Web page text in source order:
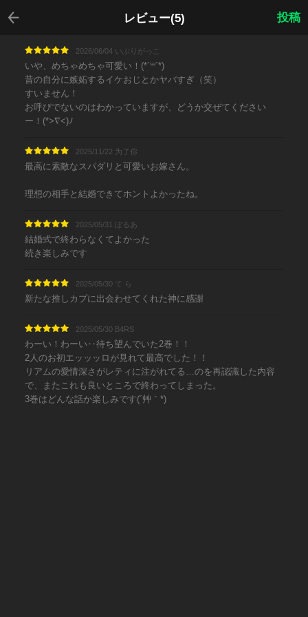
レビュー(5)
戻る
投稿
2026/06/04 いぶりがっこ
いや、めちゃめちゃ可愛い！(*´꒳`*)
昔の自分に嫉妬するイケおじとかヤバすぎ（笑）
すいません！
お呼びでないのはわかっていますが、どうか交ぜてください
ー！(*>∇<)ﾉ
2025/11/22 为了你
最高に素敵なスパダリと可愛いお嫁さん。
理想の相手と結婚できてホントよかったね。
2025/05/31 ぽるあ
結婚式で終わらなくてよかった
続き楽しみです
2025/05/30 て ら
新たな推しカプに出会わせてくれた神に感謝
2025/05/30 B4RS
わーい！わーい‥待ち望んでいた2巻！！
2人のお初エッッッロが見れて最高でした！！
リアムの愛情深さがレティに注がれてる…のを再認識した内容
で、またこれも良いところで終わってしまった。
3巻はどんな話か楽しみです(´艸｀*)